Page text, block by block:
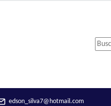
edson_silva7@hotmail.com